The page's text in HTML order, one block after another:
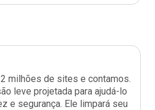
milhões de sites e contamos.
leve projetada para ajudá-lo
e segurança. Ele limpará seu